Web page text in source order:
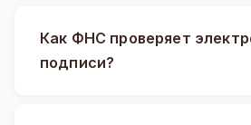
Как ФНС проверяет
подписи?